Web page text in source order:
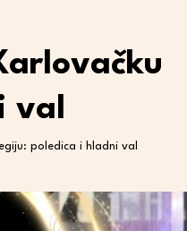
val
poledica i hladni val